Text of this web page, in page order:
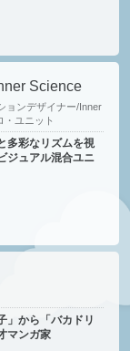
Science
ョンデザイナー/Inner
・ユニット
多彩なリズムを視
ジュアル混合ユニ
」から「バカドリ
マンガ家